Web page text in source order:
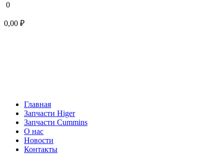
0
0,00 ₽
Главная
Запчасти Higer
Запчасти Cummins
О нас
Новости
Контакты